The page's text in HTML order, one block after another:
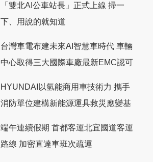
「雙北AI公車站長」正式上線 掃一
下、用說的就知道
台灣車電布建未來AI智慧車時代 車輛
中心取得三大國際車廠最新EMC認可
HYUNDAI以氫能商用車技術力 攜手
消防單位建構新能源運具救災應變基
端午連續假期 首都客運北宜國道客運
路線 加密直達車班次疏運